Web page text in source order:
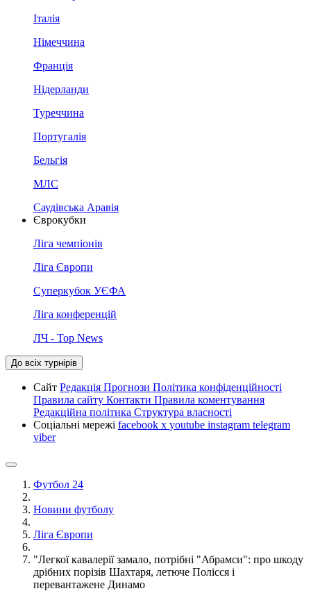
Італія
Німеччина
Франція
Нідерланди
Туреччина
Португалія
Бельгія
МЛС
Саудівська Аравія
Єврокубки
Ліга чемпіонів
Ліга Європи
Суперкубок УЄФА
Ліга конференцій
ЛЧ - Top News
До всіх турнірів
Сайт Редакція Прогнози Політика конфіденційності
Правила сайту Контакти Правила коментування
Редакційна політика Структура власності
Соціальні мережі facebook x youtube instagram telegram
viber
Футбол 24
Новини футболу
Ліга Європи
"Легкої кавалерії замало, потрібні "Абрамси": про шкоду
дрібних порізів Шахтаря, летюче Полісся і
перевантажене Динамо